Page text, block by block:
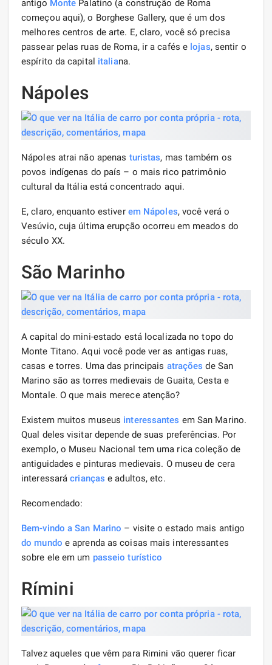
antigo Monte Palatino (a construção de Roma
começou aqui), o Borghese Gallery, que é um dos
melhores centros de arte. E, claro, você só precisa
passear pelas ruas de Roma, ir a cafés e lojas, sentir o
espírito da capital italiana.
Nápoles
Nápoles atrai não apenas turistas, mas também os
povos indígenas do país – o mais rico patrimônio
cultural da Itália está concentrado aqui.
E, claro, enquanto estiver em Nápoles, você verá o
Vesúvio, cuja última erupção ocorreu em meados do
século XX.
São Marinho
A capital do mini-estado está localizada no topo do
Monte Titano. Aqui você pode ver as antigas ruas,
casas e torres. Uma das principais atrações de San
Marino são as torres medievais de Guaita, Cesta e
Montale. O que mais merece atenção?
Existem muitos museus interessantes em San Marino.
Qual deles visitar depende de suas preferências. Por
exemplo, o Museu Nacional tem uma rica coleção de
antiguidades e pinturas medievais. O museu de cera
interessarácrianças e adultos, etc.
Recomendado:
Bem-vindo a San Marino – visite o estado mais antigo
do mundo e aprenda as coisas mais interessantes
sobre ele em um passeio turístico
Rímini
Talvez aqueles que vêm para Rimini vão querer ficar